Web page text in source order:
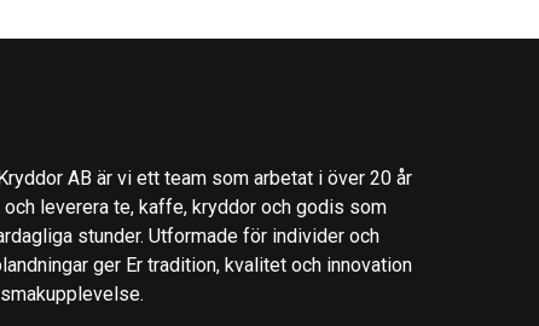
AB är vi ett team som arbetat i över 20 år
och leverera te, kaffe, kryddor och godis som
stunder. Utformade för individer och
ger Er tradition, kvalitet och innovation